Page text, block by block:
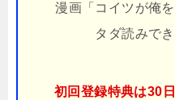
漫画「コイツが俺
タダ読みで
初回登録特典は30